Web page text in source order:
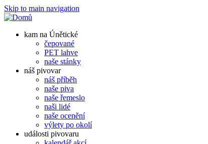
Skip to main navigation
kam na Únětické
čepované
PET lahve
naše stánky
náš pivovar
náš příběh
naše piva
naše řemeslo
naši lidé
naše ocenění
výlety po okolí
události pivovaru